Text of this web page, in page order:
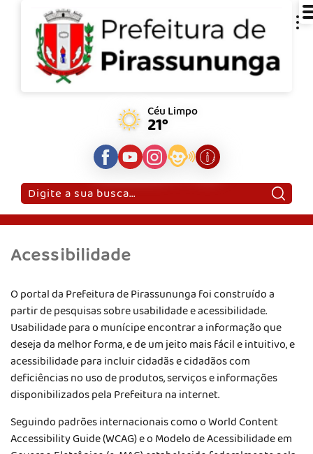
Céu Limpo
21°
Pesquisar:
Acessibilidade
O portal da Prefeitura de Pirassununga foi construído a
partir de pesquisas sobre usabilidade e acessibilidade.
Usabilidade para o munícipe encontrar a informação que
deseja da melhor forma, e de um jeito mais fácil e intuitivo, e
acessibilidade para incluir cidadãs e cidadãos com
deficiências no uso de produtos, serviços e informações
disponibilizados pela Prefeitura na internet.
Seguindo padrões internacionais como o World Content
Accessibility Guide (WCAG) e o Modelo de Acessibilidade em